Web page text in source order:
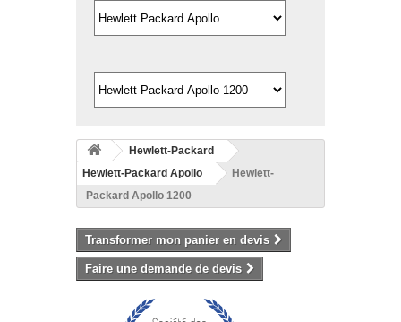
Hewlett-Packard
Hewlett-Packard Apollo
Hewlett-
Packard Apollo 1200
Transformer mon panier en devis
Faire une demande de devis